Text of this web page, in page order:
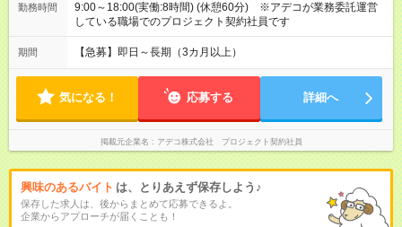
勤務時間
9:00～18:00(実働:8時間) (休憩60分) ※アデコが業務委託運営
している職場でのプロジェクト契約社員です
期間 【急募】即日～長期（3カ月以上）
気になる！ 応募する 詳細へ
掲載元企業名 アデコ株式会社 プロジェクト契約社員
興味のあるバイト は、とりあえず保存しよう♪
保存した求人は、後からまとめて応募できるよ。
企業からアプローチが届くことも！